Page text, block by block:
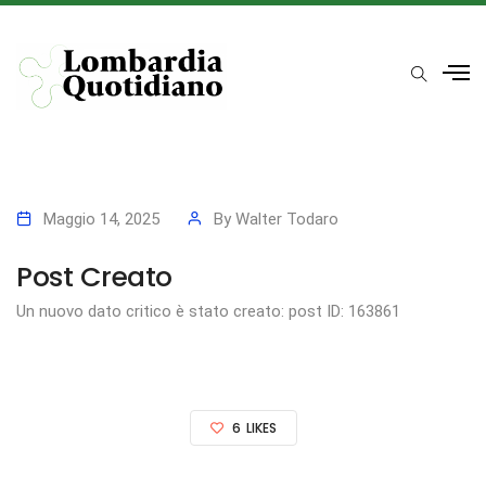
Maggio 14, 2025 By Walter Todaro
Post Creato
Un nuovo dato critico è stato creato: post ID: 163861
6 LIKES